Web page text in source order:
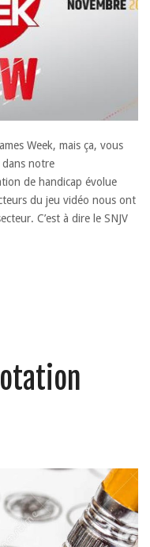
Week, mais ça, vous
dans notre
de handicap évolue
du jeu vidéo nous ont
C’est à dire le SNJV